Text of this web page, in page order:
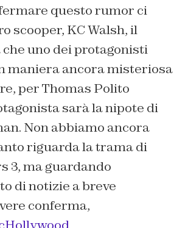
questo rumor ci
scooper, KC Walsh, il
che uno dei protagonisti
maniera ancora misteriosa
perThomas Polito
sarà la nipote di
Non abbiamo ancora
riguarda la trama di
3, ma guardando
di notizie a breve
conferma,